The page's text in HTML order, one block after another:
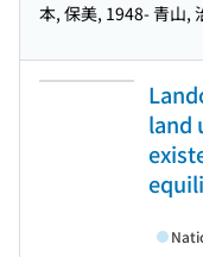
本, 保美, 1948- 青山,
land